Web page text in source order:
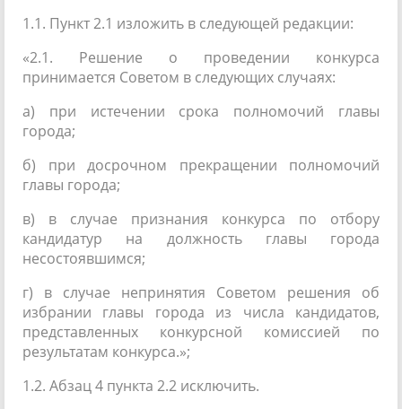
1.1. Пункт 2.1 изложить в следующей редакции:
«2.1. Решение о проведении конкурса
принимается Советом в следующих случаях:
а) при истечении срока полномочий главы
города;
б) при досрочном прекращении полномочий
главы города;
в) в случае признания конкурса по отбору
кандидатур на должность главы города
несостоявшимся;
г) в случае непринятия Советом решения об
избрании главы города из числа кандидатов,
представленных конкурсной комиссией по
результатам конкурса.»;
1.2. Абзац 4 пункта 2.2 исключить.